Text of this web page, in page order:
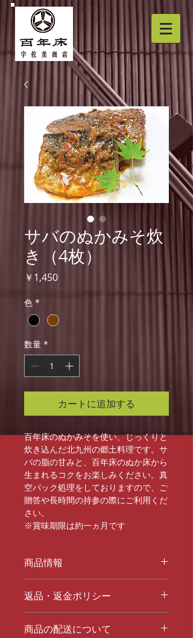
サバのぬかみそ炊
き（4枚）
￥1,450価
色 *
数量 *
カートに追加する
百年床のぬかみそを使い、じっくりと
炊き込んだ北九州の郷土料理です。サ
バの脂の甘みと、百年床のぬか床から
生まれるコクをお楽しみください。真
空パック処理をしておりますので、ご
贈答や長時間の持参の際にご利用くだ
さい。
※賞味期限は約一ヵ月です
商品情報
ズ、素材、取扱説明に加え、商品の特
徴やおすすめのポイントなどを説明し
ましょう。
返品・返金ポリシー
商品にご満足いただけなかった場合の
商品の配送について